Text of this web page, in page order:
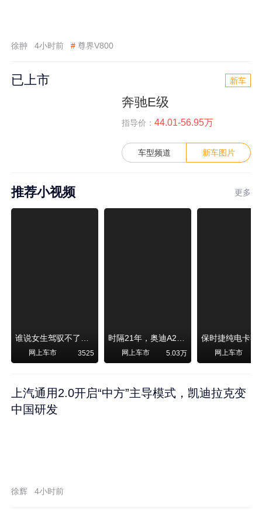
徐翀 4小时前 # 尊界V800
已上市 新车
奔驰E级
指导价： 44.01-56.95万
车型频道 新车图片
推荐小视频 更多
谁说女生驾驭不了大SUV？看我开问界M6驰骋坝上草原！
网上车市 3525
时隔21年，奥迪A2强势归来！
网上车市 5.03万 网上车市
上汽通用2.0开启“中方”主导模式，凯迪拉克变
中国研发
徐辉 4小时前